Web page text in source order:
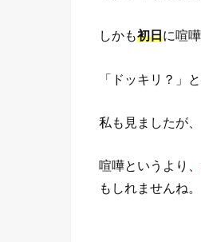
しかも初日に喧
「ドッキリ？」
私も見ましたが
喧嘩というより、
もしれませんね。